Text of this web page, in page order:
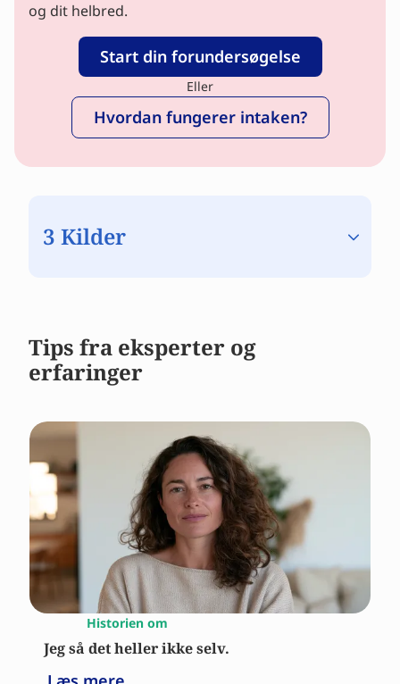
og dit helbred.
Start din forundersøgelse
Eller
Hvordan fungerer intaken?
3 Kilder
Tips fra eksperter og
erfaringer
Historien om
Jeg så det heller ikke selv.